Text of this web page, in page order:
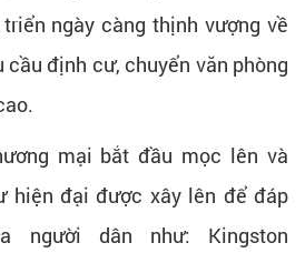
ngày càng thịnh vượng về
cầu định cư, chuyển văn phòng
mại bắt đầu mọc lên và
hiện đại được xây lên để đáp
người dân như: Kingston